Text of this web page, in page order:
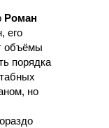
Роман
его
объёмы
порядка
но